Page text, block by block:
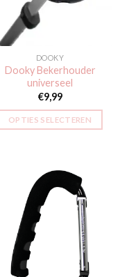
verlanglijst
DOOKY
Dooky Bekerhouder
universeel
€9,99
OPTIES SELECTEREN
Toevoegen
aan
verlanglijst